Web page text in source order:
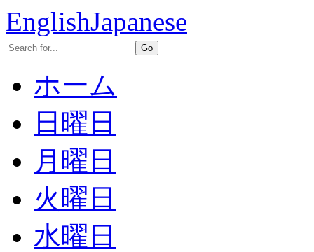
EnglishJapanese
ホーム
日曜日
月曜日
火曜日
水曜日